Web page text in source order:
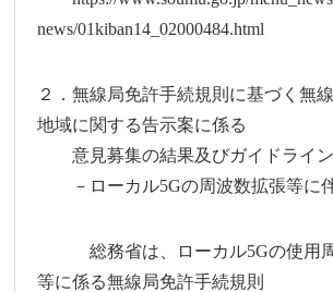
news/01kiban14_02000484.html
２．無線局免許手続規則に基づく無
地域に関する告示案に係る
意見募集の結果及びガイドライン
－ローカル5Gの周波数拡張等に
総務省は、ローカル5Gの使用周
等に係る無線局免許手続規則